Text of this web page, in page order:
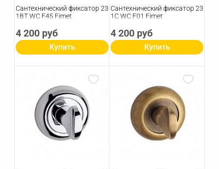
Сантехнический фиксатор 23
1BT WC F45 Fimet
4 200 руб
Купить
Сантехнический фиксатор 23
1C WC F01 Fimet
4 200 руб
Купить